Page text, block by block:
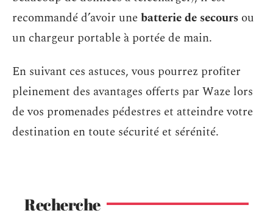
recommandé d’avoir unebatterie de secours ou
un chargeur portable à portée de main.
En suivant ces astuces, vous pourrez profiter
pleinement des avantages offerts par Waze lors
de vos promenades pédestres et atteindre votre
destination en toute sécurité et sérénité.
Recherche